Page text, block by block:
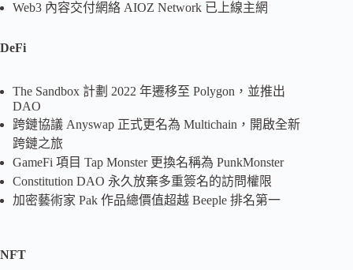
Web3 內容交付網絡 AIOZ Network 已上線主網
DeFi
The Sandbox 計劃 2022 年遷移至 Polygon，並推出
DAO
跨鏈協議 Anyswap 正式更名為 Multichain，開啟全新
跨鏈之旅
GameFi 項目 Tap Monster 更換名稱為 PunkMonster
Constitution DAO 永久放棄多重簽名的訪問權限
加密藝術家 Pak 作品總價值超越 Beeple 排名第一
NFT